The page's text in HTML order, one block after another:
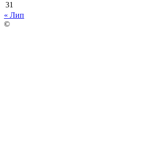
31
« Лип
©